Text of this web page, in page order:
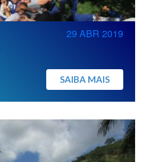
29 ABR 2019
SAIBA MAIS